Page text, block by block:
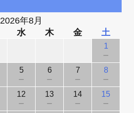
2026年8月
水 木 金 土
1
－
5
－
6
－
7
－
8
－
12
－
13
－
14
－
15
－